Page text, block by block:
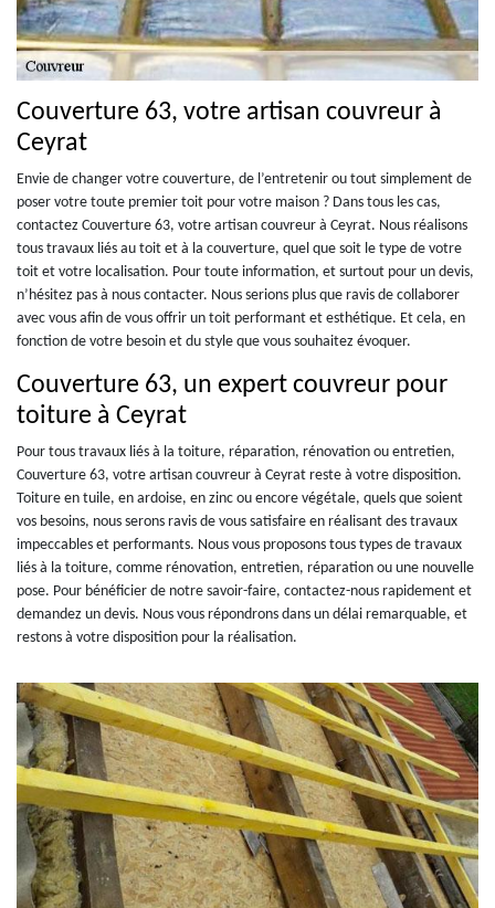
Couverture 63, votre artisan couvreur à
Ceyrat
Envie de changer votre couverture, de l’entretenir ou tout simplement de
poser votre toute premier toit pour votre maison ? Dans tous les cas,
contactez Couverture 63, votre artisan couvreur à Ceyrat. Nous réalisons
tous travaux liés au toit et à la couverture, quel que soit le type de votre
toit et votre localisation. Pour toute information, et surtout pour un devis,
n’hésitez pas à nous contacter. Nous serions plus que ravis de collaborer
avec vous afin de vous offrir un toit performant et esthétique. Et cela, en
fonction de votre besoin et du style que vous souhaitez évoquer.
Couverture 63, un expert couvreur pour
toiture à Ceyrat
Pour tous travaux liés à la toiture, réparation, rénovation ou entretien,
Couverture 63, votre artisan couvreur à Ceyrat reste à votre disposition.
Toiture en tuile, en ardoise, en zinc ou encore végétale, quels que soient
vos besoins, nous serons ravis de vous satisfaire en réalisant des travaux
impeccables et performants. Nous vous proposons tous types de travaux
liés à la toiture, comme rénovation, entretien, réparation ou une nouvelle
pose. Pour bénéficier de notre savoir-faire, contactez-nous rapidement et
demandez un devis. Nous vous répondrons dans un délai remarquable, et
restons à votre disposition pour la réalisation.